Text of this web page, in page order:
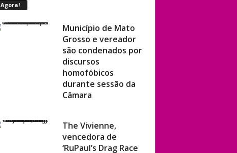
Agora!
Município de Mato
Grosso e vereador
são condenados por
discursos
homofóbicos
durante sessão da
Câmara
The Vivienne,
vencedora de
‘RuPaul’s Drag Race